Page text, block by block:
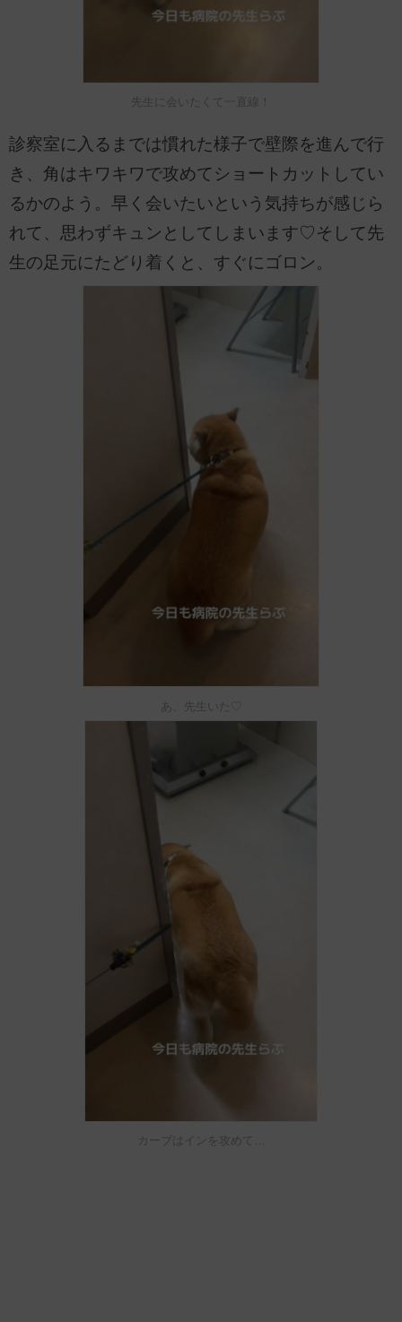
先生に会いたくて一直線！
診察室に入るまでは慣れた様子で壁際を進んで行
き、角はキワキワで攻めてショートカットしてい
るかのよう。早く会いたいという気持ちが感じら
れて、思わずキュンとしてしまいます♡そして先
生の足元にたどり着くと、すぐにゴロン。
あ、先生いた♡
カーブはインを攻めて…